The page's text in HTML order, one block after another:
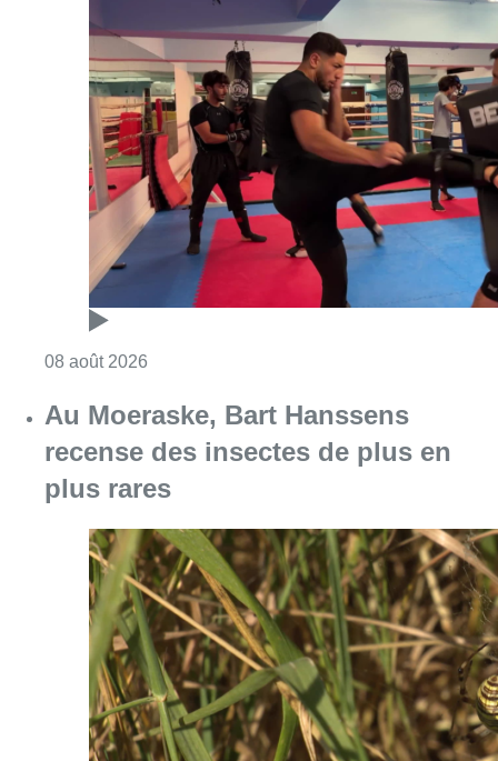
08 août 2026
Au Moeraske, Bart Hanssens
recense des insectes de plus en
plus rares